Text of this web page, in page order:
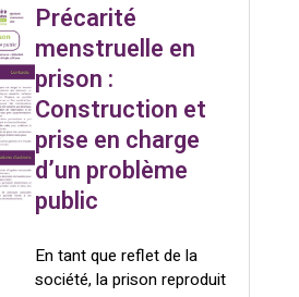
Précarité
menstruelle en
prison :
Construction et
prise en charge
d’un problème
public
En tant que reflet de la
société, la prison reproduit